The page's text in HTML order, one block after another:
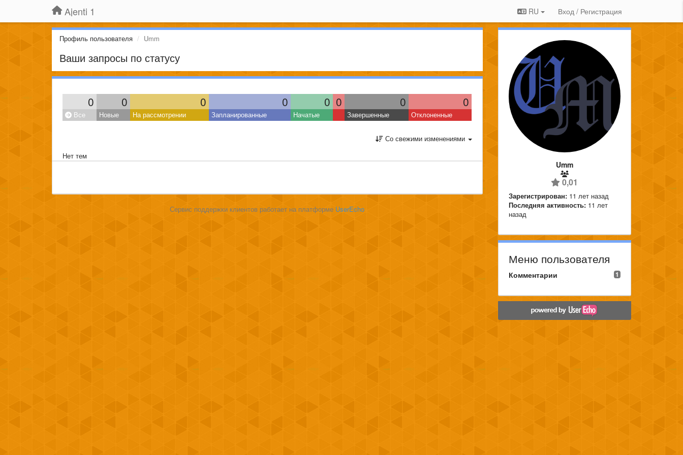
Ajenti 1 RU Вход / Регистрация
Профиль пользователя Umm
Ваши запросы по статусу
0 0 0 0 0 0 0 0
Все Новые На рассмотрении Запланированные Начатые Завершенные Отклоненные
Со свежими изменениями
Нет тем
Сервис поддержки клиентов работает на платформе UserEcho
Umm
0,01
Зарегистрирован: 11 лет назад
Последняя активность: 11 лет
назад
Меню пользователя
1
Комментарии